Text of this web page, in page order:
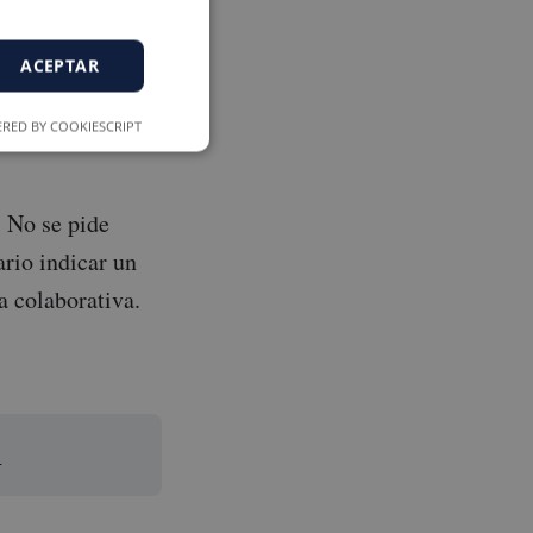
ayudar a la
se pide
indicar un
colaborativa.
ACEPTAR
BY COOKIESCRIPT